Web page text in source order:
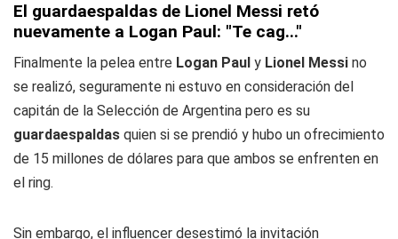
El guardaespaldas de Lionel Messi retó
nuevamente a Logan Paul: "Te cag..."
Finalmente la pelea entre Logan Paul y Lionel Messi no
se realizó, seguramente ni estuvo en consideración del
capitán de la Selección de Argentina pero es su
guardaespaldas quien si se prendió y hubo un ofrecimiento
de 15 millones de dólares para que ambos se enfrenten en
el ring.
Sin embargo, el influencer desestimó la invitación